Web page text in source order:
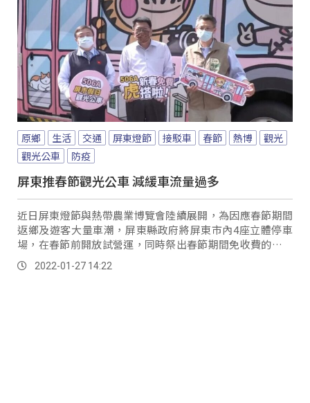
原鄉 生活 交通 屏東燈節 接駁車 春節 熱博
觀光
觀光公車
防疫
屏東推春節觀光公車 減緩車流量過多
近日屏東燈節與熱帶農業博覽會陸續展開，為因應春節期間
返鄉及遊客大量車潮，屏東縣政府將屏東市內4座立體停車
場，在春節前開放試營運，同時祭出春節期間免收費的觀光
公車，鼓勵民眾透過停車轉乘方式，安排一趟春遊...。
2022-01-27 14:22